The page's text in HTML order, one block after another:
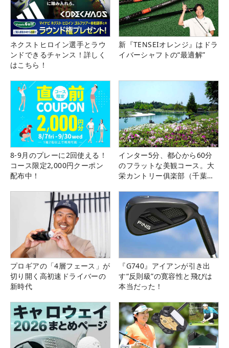
ネクストヒロイン選手とラウ
ンドできるチャンス！詳しく
はこちら！
新『TENSEIオレンジ』はドラ
イバーシャフトの“最適解”
8-9月のプレーに2回使える！
コース限定2,000円クーポン
配布中！
インター5分、都心から60分
のフラットな美観コース。大
栄カントリー俱楽部（千葉
プロギアの「4層フェース」が
切り開く高初速ドライバーの
新時代
『G740』アイアンが引き出
す“反則級”の寛容性と飛びは
本当だった！